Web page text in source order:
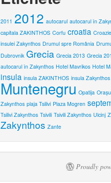
2011 2012 autocarul autocarul în
capitala ZAKINTHOS Corfu croatia
insulei Zakynthos Drumul spre România
Dubrovnik Grecia Grecia 2013 Grecia
autocarul în Zakynthos Hotel Mavrikos Hotel
insula insula ZAKINTHOS insula Zakynthos
Muntenegru Opatija
Zakynthos plaja Tsilivi Plaza Mogren
Tsilivi Zakynthos Tsivili Tsivili Zakynthos Ulcinj
Zakynthos Zante
Proudly